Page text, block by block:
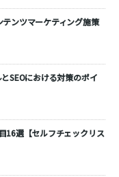
ンツマーケティング施策
SEOにおける対策のポイ
16選【セルフチェックリス